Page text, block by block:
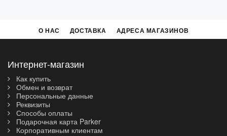
О НАС ДОСТАВКА АДРЕСА МАГАЗИНОВ
Интернет-магазин
Как купить
Обмен и возврат
Персональные данные
Реквизиты
Способы оплаты
Подарочная карта Parker
Корпоративным клиентам